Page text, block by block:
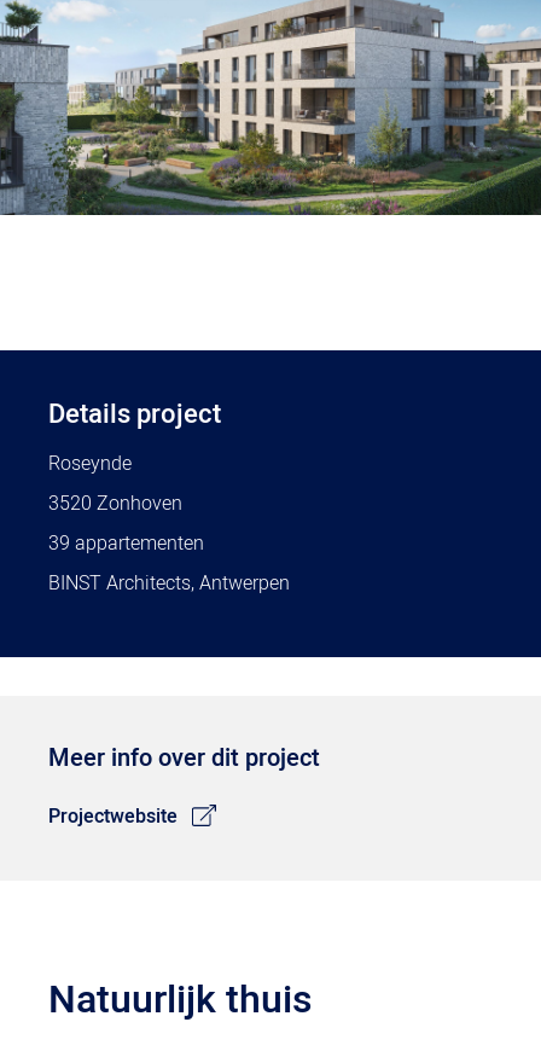
Details project
Roseynde
3520 Zonhoven
39 appartementen
BINST Architects, Antwerpen
Meer info over dit project
Projectwebsite
Natuurlijk thuis